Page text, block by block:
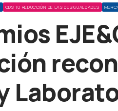
ODS 10 REDUCCIÓN DE LAS DESIGUALDADES
y